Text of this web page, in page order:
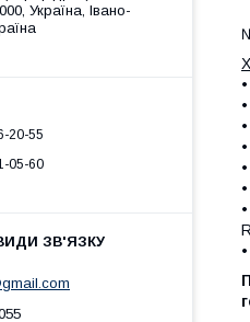
•
•
•
•
•
•
•
•
Україна, Івано-
20-55
05-60